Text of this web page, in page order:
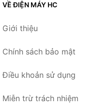
VỀ ĐIỆN MÁY HC
Giới thiệu
Chính sách bảo mật
Điều khoản sử dụng
Miễn trừ trách nhiệm